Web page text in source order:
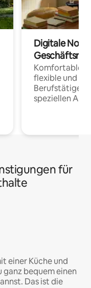
Digitale
Komfortable
flexible und
Berufstätige
speziellen
für
einer Küche und
bequem einen
Das ist die